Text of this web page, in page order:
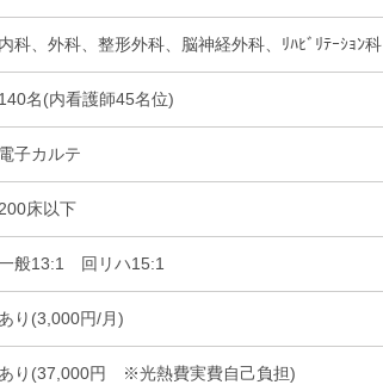
内科、外科、整形外科、脳神経外科、ﾘﾊﾋﾞﾘﾃｰｼｮﾝ科
140名(内看護師45名位)
電子カルテ
200床以下
般13:1 回リハ15:1
あり(3,000円/月)
あり(37,000円 ※光熱費実費自己負担)